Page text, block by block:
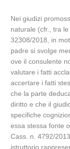
Nei giudizi
naturale (cfr., tra
32308/2018, in
padre si svolge
ove il consulente
valutare i fatti
accertare i fatti
che la parte
diritto e che il
specifiche
essa stessa fonte
Cass. n. 4792/
istruttorio